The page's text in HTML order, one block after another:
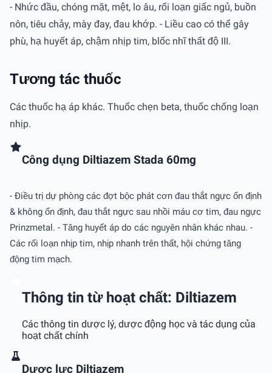
- Nhức đầu, chóng mặt, mệt, lo âu, rối loạn giấc ngủ, buồn
nôn, tiêu chảy, mày đay, đau khớp. - Liều cao có thể gây
phù, hạ huyết áp, chậm nhịp tim, blốc nhĩ thất độ III.
Tương tác thuốc
Các thuốc hạ áp khác. Thuốc chẹn beta, thuốc chống loạn
nhịp.
Công dụng Diltiazem Stada 60mg
- Ðiều trị dự phòng các đợt bộc phát cơn đau thắt ngực ổn định
& không ổn định, đau thắt ngực sau nhồi máu cơ tim, đau ngực
Prinzmetal. - Tăng huyết áp do các nguyên nhân khác nhau. -
Các rối loạn nhịp tim, nhịp nhanh trên thất, hội chứng tăng
động tim mạch.
Thông tin từ hoạt chất: Diltiazem
Các thông tin dược lý, dược động học và tác dụng của
hoạt chất chính
Dược lực Diltiazem